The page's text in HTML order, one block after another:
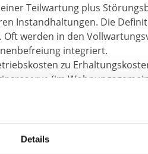
Details
Teilwartung plus
Instandhaltungen. Die
werden in den
integriert.
zu
(im